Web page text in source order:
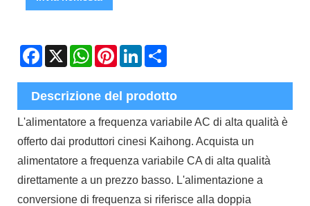
Facebook
X WhatsAppPinterestLinkedIn
Descrizione del prodotto
L'alimentatore a frequenza variabile AC di alta qualità è
offerto dai produttori cinesi Kaihong. Acquista un
alimentatore a frequenza variabile CA di alta qualità
direttamente a un prezzo basso. L'alimentazione a
conversione di frequenza si riferisce alla doppia